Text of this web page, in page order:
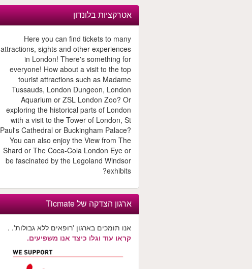
אטרקציות בלונדון
Here you can find tickets to many
attractions, sights and other experiences
in London! There's something for
everyone! How about a visit to the top
tourist attractions such as Madame
Tussauds, London Dungeon, London
Aquarium or ZSL London Zoo? Or
exploring the historical parts of London
with a visit to the Tower of London, St
Paul's Cathedral or Buckingham Palace?
You can also enjoy the View from The
Shard or The Coca-Cola London Eye or
be fascinated by the Legoland Windsor
exhibits?
ארגון הצדקה של Ticmate
אנו תומכים בארגון 'רופאים ללא גבולות'. .
קראו עוד וגלו כיצד אנו משפיעים.